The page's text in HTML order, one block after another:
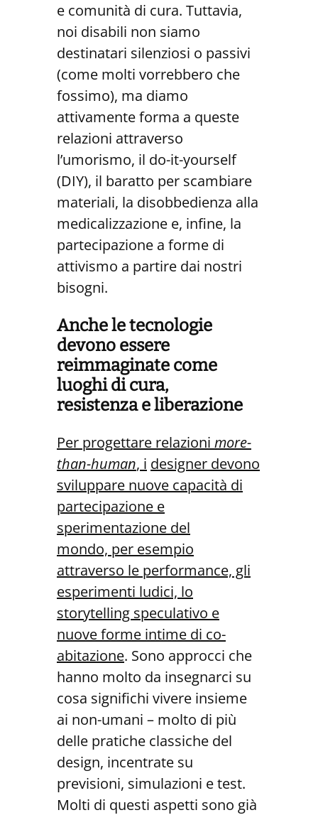
e comunità di cura. Tuttavia,
noi disabili non siamo
destinatari silenziosi o passivi
(come molti vorrebbero che
fossimo), ma diamo
attivamente forma a queste
relazioni attraverso
l’umorismo, il do-it-yourself
(DIY), il baratto per scambiare
materiali, la disobbedienza alla
medicalizzazione e, infine, la
partecipazione a forme di
attivismo a partire dai nostri
bisogni.
Anche le tecnologie
devono essere
reimmaginate come
luoghi di cura,
resistenzae liberazione
Per progettare relazioni more-
than-human, i designer devono
sviluppare nuove capacità di
partecipazione e
sperimentazione del
mondo, per esempio
attraverso le performance, gli
esperimenti ludici, lo
storytelling speculativo e
nuove forme intime di co-
abitazione. Sono approcci che
hanno molto da insegnarci su
cosa significhi vivere insieme
ai non-umani – molto di più
delle pratiche classiche del
design, incentrate su
previsioni, simulazioni e test.
Molti di questi aspetti sono già